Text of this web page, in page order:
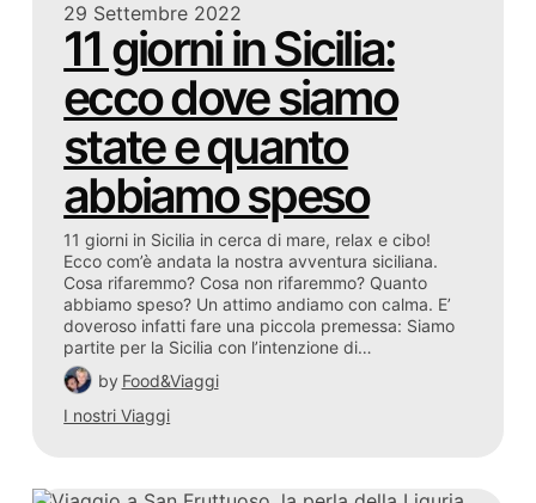
29 Settembre 2022
11 giorni in Sicilia:
ecco dove siamo
state e quanto
abbiamo speso
11 giorni in Sicilia in cerca di mare, relax e cibo!
Ecco com’è andata la nostra avventura siciliana.
Cosa rifaremmo? Cosa non rifaremmo? Quanto
abbiamo speso? Un attimo andiamo con calma. E’
doveroso infatti fare una piccola premessa: Siamo
partite per la Sicilia con l’intenzione di…
by Food&Viaggi
I nostri Viaggi